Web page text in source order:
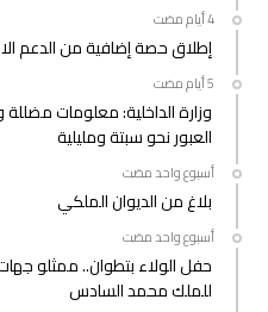
إطلاق حصة إضافية من الدعم
وزارة الداخلية: معلومات مضللة
العبور نحو سبتة ومليلية
‫‫‫‏‫أسبوع واحد مضت‬
بلاغ من الديوان الملكي
‫‫‫‏‫أسبوع واحد مضت‬
حفل الولاء بتطوان.. ممثلو
للملك محمد السادس